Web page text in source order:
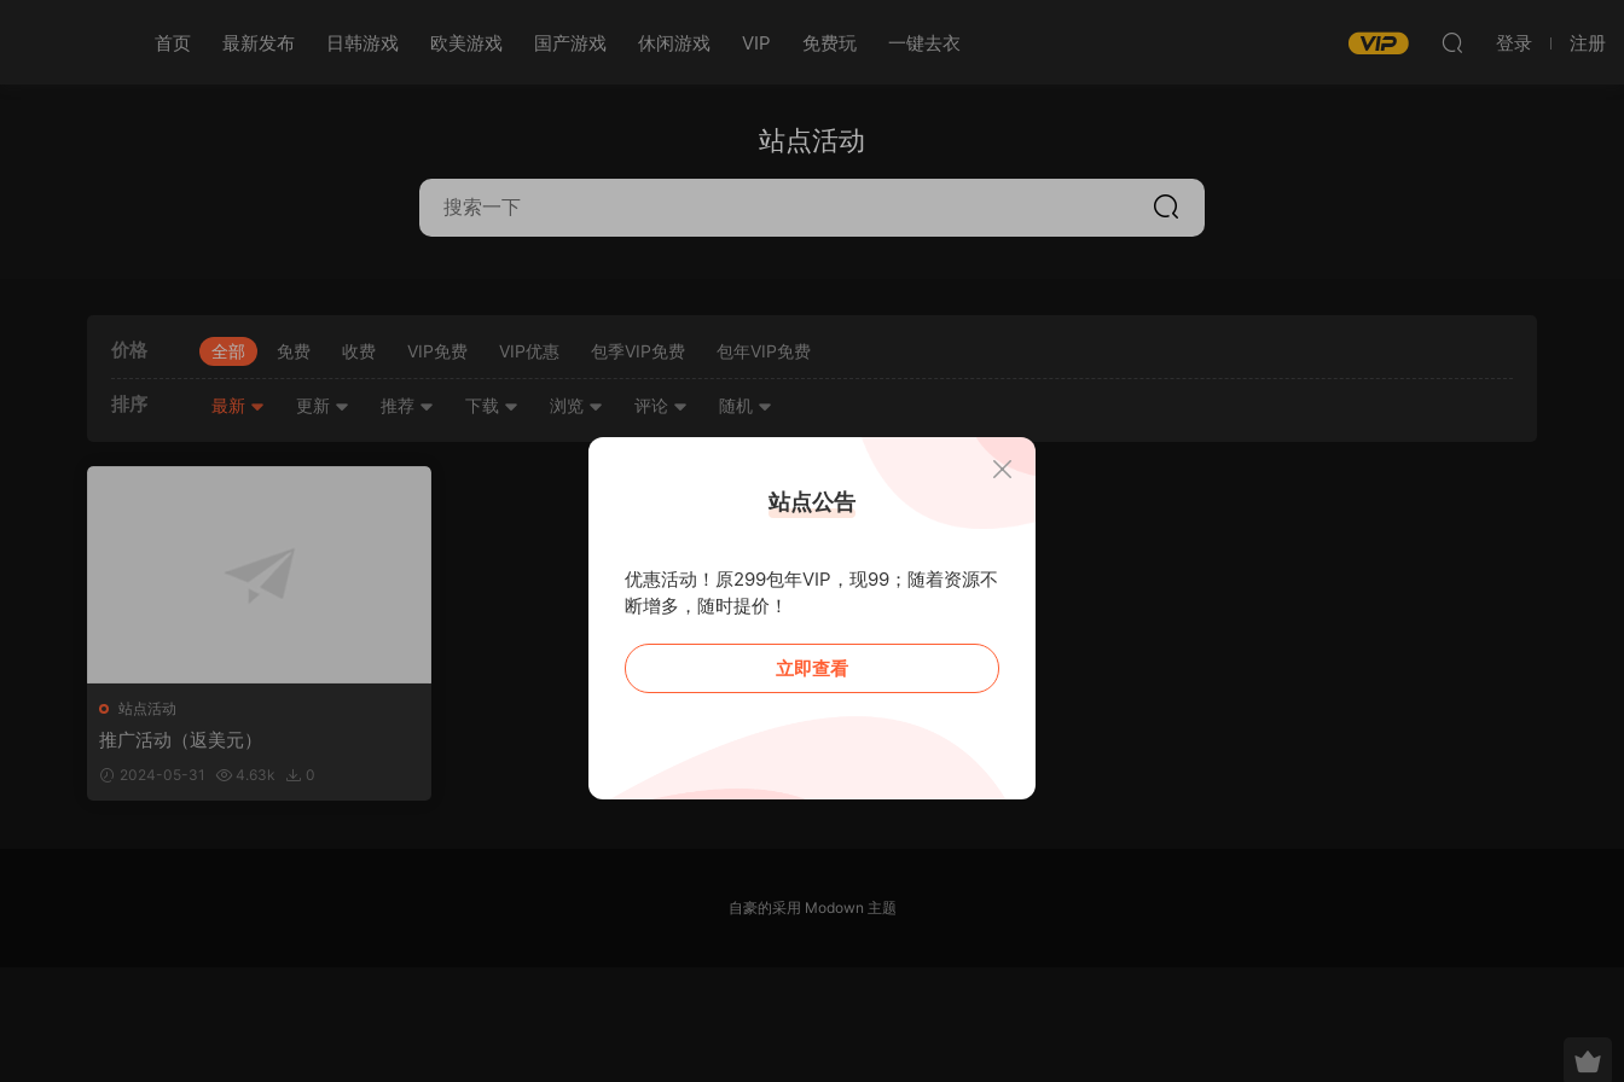
首页 最新发布 日韩游戏 欧美游戏 国产游戏 休闲游戏 VIP 免费玩 一键去衣 登录 注册
站点活动
价格 全部 免费 收费 VIP免费 VIP优惠 包季VIP免费 包年VIP免费
排序 最新 更新 推荐 下载 浏览 评论 随机
站点活动
推广活动（返美元）
2024-05-31 4.63k 0
自豪的采用 Modown 主题
站点公告
优惠活动！原299包年VIP，现99；随着资源不
断增多，随时提价！
立即查看